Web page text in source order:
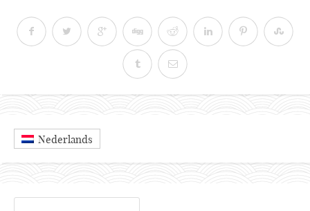
Nederlands